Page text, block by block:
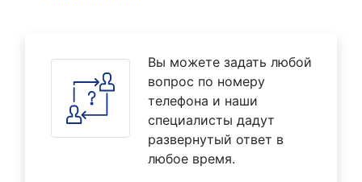
Вы можете задать любой
вопрос по номеру
телефона и наши
специалисты дадут
развернутый ответ в
любое время.